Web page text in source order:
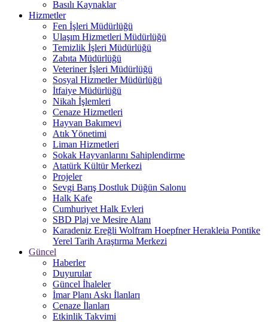
Basılı Kaynaklar
Hizmetler
Fen İşleri Müdürlüğü
Ulaşım Hizmetleri Müdürlüğü
Temizlik İşleri Müdürlüğü
Zabıta Müdürlüğü
Veteriner İşleri Müdürlüğü
Sosyal Hizmetler Müdürlüğü
İtfaiye Müdürlüğü
Nikah İşlemleri
Cenaze Hizmetleri
Hayvan Bakımevi
Atık Yönetimi
Liman Hizmetleri
Sokak Hayvanlarını Sahiplendirme
Atatürk Kültür Merkezi
Projeler
Sevgi Barış Dostluk Düğün Salonu
Halk Kafe
Cumhuriyet Halk Evleri
SBD Plaj ve Mesire Alanı
Karadeniz Ereğli Wolfram Hoepfner Herakleia Pontike
Yerel Tarih Araştırma Merkezi
Güncel
Haberler
Duyurular
Güncel İhaleler
İmar Planı Askı İlanları
Cenaze İlanları
Etkinlik Takvimi